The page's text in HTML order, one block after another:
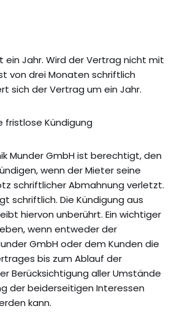
Jahr. Wird der Vertrag nicht mit
von drei Monaten schriftlich
sich der Vertrag um ein Jahr.
Kündigung
Munder GmbH ist berechtigt, den
wenn der Mieter seine
schriftlicher Abmahnung verletzt.
schriftlich. Die Kündigung aus
hiervon unberührt. Ein wichtiger
wenn entweder der
GmbH oder dem Kunden die
bis zum Ablauf der
Berücksichtigung aller Umstände
der beiderseitigen Interessen
kann.